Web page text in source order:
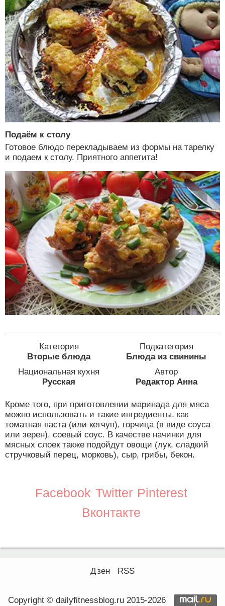
Подаём к столу
Готовое блюдо перекладываем из формы на тарелку
и подаем к столу. Приятного аппетита!
Категория
Вторые блюда
Подкатегория
Блюда из свинины
Национальная кухня
Русская
Автор
Редактор Анна
Кроме того, при приготовлении маринада для мяса
можно использовать и такие ингредиенты, как
томатная паста (или кетчуп), горчица (в виде соуса
или зерен), соевый соус. В качестве начинки для
мясных слоек также подойдут овощи (лук, сладкий
стручковый перец, морковь), сыр, грибы, бекон.
Facebook Twitter Pinterest
Вконтакте
Дзен RSS
Copyright © dailyfitnessblog.ru 2015-2026